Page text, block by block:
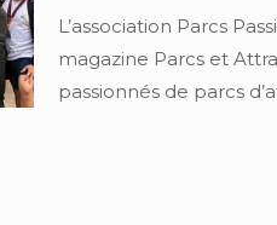
L’association Parcs
magazine Parcs et
passionnés de parcs